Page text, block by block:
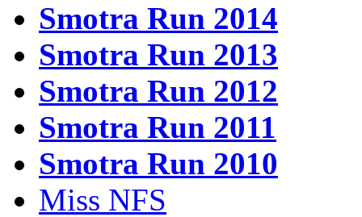
Smotra Run 2014
Smotra Run 2013
Smotra Run 2012
Smotra Run 2011
Smotra Run 2010
Miss NFS